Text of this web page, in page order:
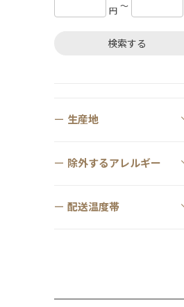
円 〜
検索する
生産地
除外するアレルギー
配送温度帯